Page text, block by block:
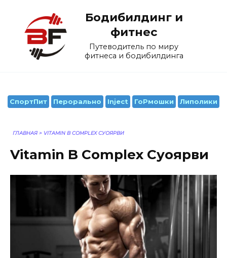
содержанию
Бодибилдинг и
фитнес
Путеводитель по миру
фитнеса и бодибилдинга
СпортПит Перорально Inject ГоРмошки Липолики
ГЛАВНАЯ > VITAMIN B COMPLEX СУОЯРВИ
Vitamin B Complex Суоярви